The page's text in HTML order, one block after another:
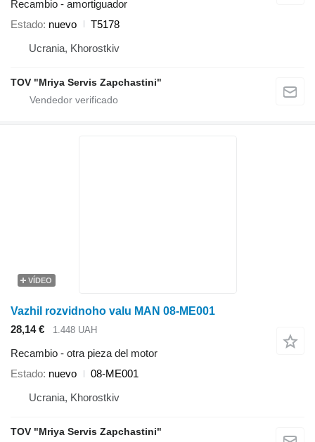
Recambio - amortiguador
Estado nuevo
T5178
Ucrania, Khorostkiv
TOV "Mriya Servis Zapchastini"
VÍDEO
Vazhil rozvidnoho valu MAN 08-ME001
28,14 €
1.448 UAH
Recambio - otra pieza del motor
Estado nuevo
08-ME001
Ucrania, Khorostkiv
TOV "Mriya Servis Zapchastini"